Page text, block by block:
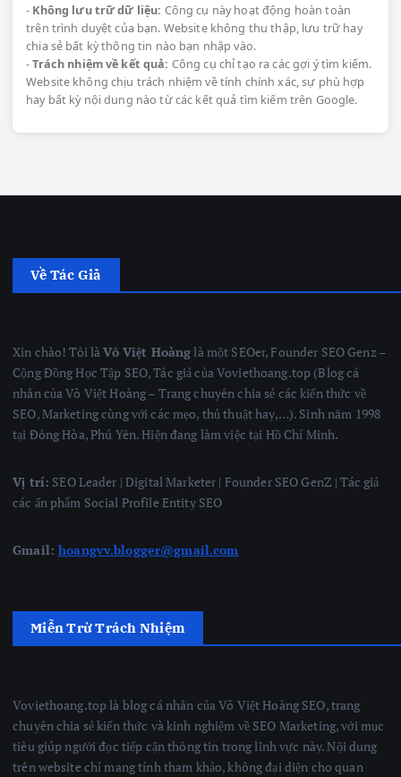
- Không lưu trữ dữ liệu: Công cụ này hoạt động hoàn toàn
trên trình duyệt của bạn. Website không thu thập, lưu trữ hay
chia sẻ bất kỳ thông tin nào bạn nhập vào.
-Trách nhiệm về kết quả: Công cụ chỉ tạo ra các gợi ý tìm kiếm.
Website không chịu trách nhiệm về tính chính xác, sự phù hợp
hay bất kỳ nội dung nào từ các kết quả tìm kiếm trên Google.
Về Tác Giả
Xin chào! Tôi làVõ Việt Hoànglà một SEOer, Founder SEO Genz –
Cộng Đồng Học Tập SEO, Tác giả của Voviethoang.top (Blog cá
nhân của Võ Việt Hoàng – Trang chuyên chia sẻ các kiến thức về
SEO, Marketing cùng với các mẹo, thủ thuật hay,…). Sinh năm 1998
tại Đông Hòa, Phú Yên. Hiện đang làm việc tại Hồ Chí Minh.
Vị trí: SEO Leader | Digital Marketer | Founder SEO GenZ | Tác giả
các ấn phẩm Social Profile Entity SEO
Gmail:hoangvv.blogger@gmail.com
Miễn Trừ Trách Nhiệm
Voviethoang.top là blog cá nhân của Võ Việt Hoàng SEO, trang
chuyên chia sẻ kiến thức và kinh nghiệm về SEO Marketing, với mục
tiêu giúp người đọc tiếp cận thông tin trong lĩnh vực này. Nội dung
trên website chỉ mang tính tham khảo, không đại diện cho quan